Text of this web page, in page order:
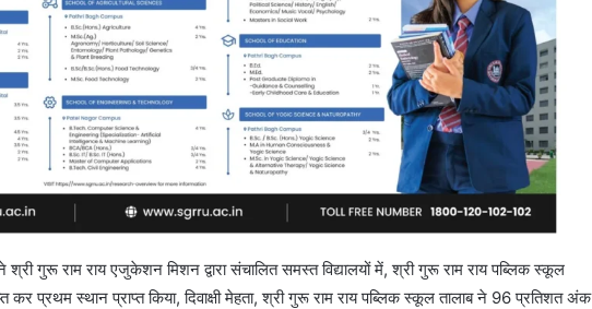
गुरू राम राय एजुकेशन मिशन द्वारा संचालित समस्त विद्यालयों में, श्री गुरू राम राय पब्लिक स्कूल
प्रथम स्थान प्राप्त किया, दिवाक्षी मेहता, श्री गुरू राम राय पब्लिक स्कूल तालाब ने 96 प्रतिशत अंक